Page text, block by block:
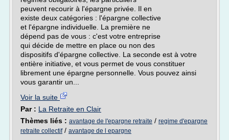
peuvent recourir à l'épargne privée. Il en
existe deux catégories : l'épargne collective
et l'épargne individuelle. La première ne
dépend pas de vous : c'est votre entreprise
qui décide de mettre en place ou non des
dispositifs d'épargne collective. La seconde est à votre
entière initiative, et vous permet de vous constituer
librement une épargne personnelle. Vous pouvez ainsi
vous garantir un...
Voir la suite
Par : La Retraite en Clair
Thèmes liés : avantage de l'epargne retraite / regime d'epargne
retraite collectif/ avantage de l epargne